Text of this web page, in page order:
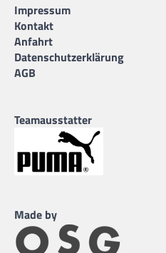
Impressum
Kontakt
Anfahrt
Datenschutzerklärung
AGB
Teamausstatter
Made by